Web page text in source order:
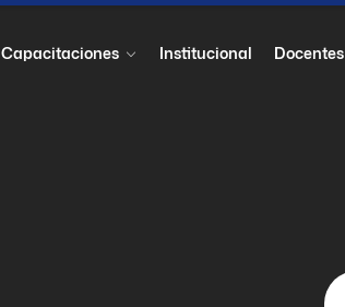
Capacitaciones Institucional Docentes